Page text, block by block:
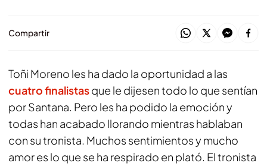
Compartir
Toñi Moreno les ha dado la oportunidad a las
cuatro finalistasque le dijesen todo lo que sentían
por Santana. Pero les ha podido la emoción y
todas han acabado llorando mientras hablaban
con su tronista. Muchos sentimientos y mucho
amor es lo que se ha respirado en plató. El tronista